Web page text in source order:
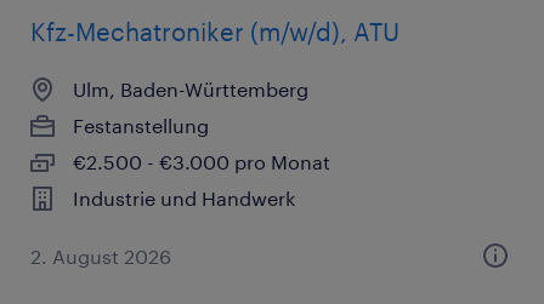
Kfz-Mechatroniker (m/w/d), ATU
Ulm, Baden-Württemberg
Festanstellung
€2.500 - €3.000 pro Monat
Industrie und Handwerk
2. August 2026